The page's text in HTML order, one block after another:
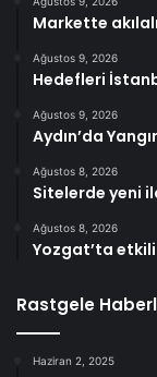
Markette
Ağustos 9, 2026
Hedefleri
Ağustos 9, 2026
Aydın’da
Ağustos 8, 2026
Sitelerde yeni
Ağustos 8, 2026
Yozgat’ta
Rastgele
Haziran 2, 2025